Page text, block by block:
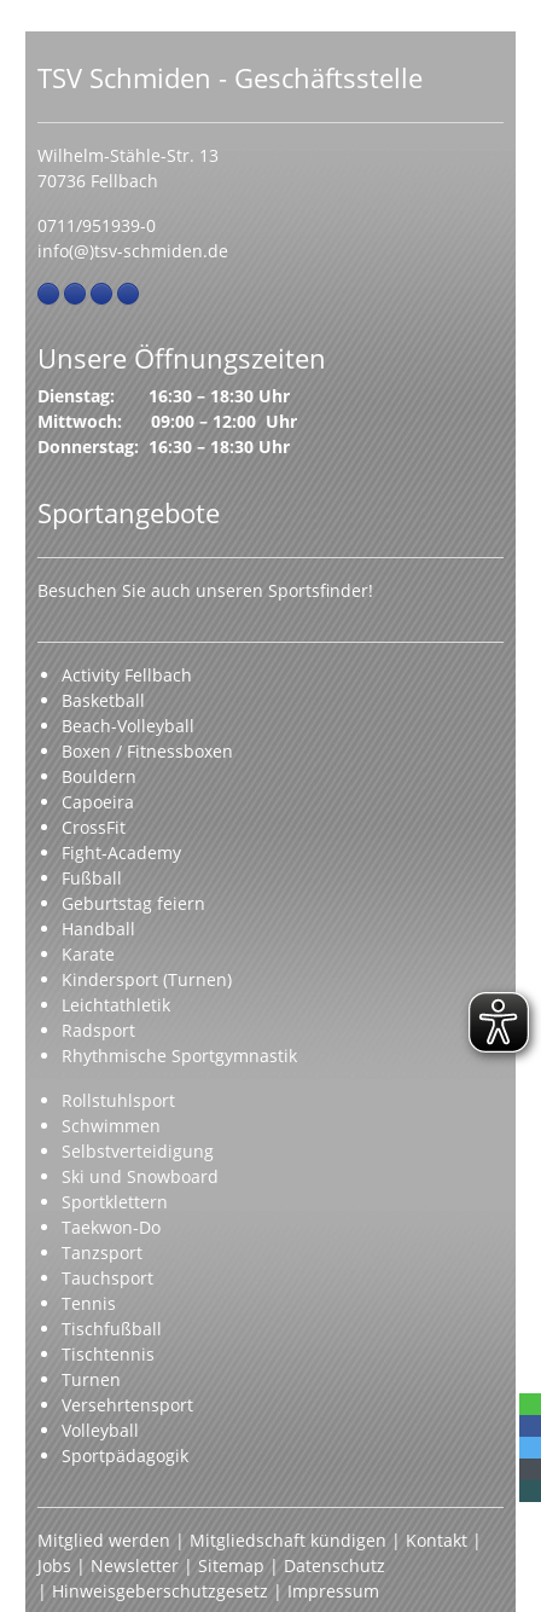
TSV Schmiden - Geschäftsstelle
Wilhelm-Stähle-Str. 13
70736 Fellbach
0711/951939-0
info(@)tsv-schmiden.de
Unsere Öffnungszeiten
Dienstag: 16:30 – 18:30 Uhr
Mittwoch: 09:00 – 12:00 Uhr
Donnerstag: 16:30 – 18:30 Uhr
Sportangebote
Besuchen Sie auch unseren Sportsfinder!
Activity Fellbach
Basketball
Beach-Volleyball
Boxen / Fitnessboxen
Bouldern
Capoeira
CrossFit
Fight-Academy
Fußball
Geburtstag feiern
Handball
Karate
Kindersport (Turnen)
Leichtathletik
Radsport
Rhythmische Sportgymnastik
Rollstuhlsport
Schwimmen
Selbstverteidigung
Ski und Snowboard
Sportklettern
Taekwon-Do
Tanzsport
Tauchsport
Tennis
Tischfußball
Tischtennis
Turnen
Versehrtensport
Volleyball
Sportpädagogik
Mitglied werden | Mitgliedschaft kündigen | Kontakt |
Jobs | Newsletter | Sitemap | Datenschutz
| Hinweisgeberschutzgesetz | Impressum